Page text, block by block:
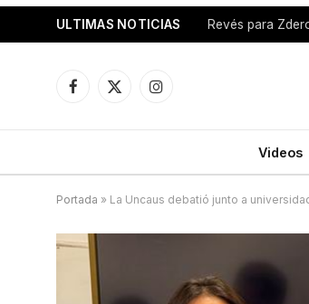
ULTIMAS NOTICIAS
Facebook
X
Instagram
Videos
Portada » La Uncaus debatió junto a